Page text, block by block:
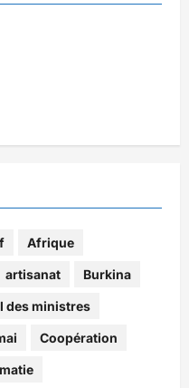
Afrique
artisanat Burkina
des ministres
Coopération